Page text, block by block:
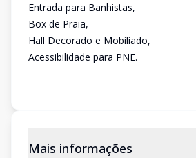
Entrada para Banhistas,
Box de Praia,
Hall Decorado e Mobiliado,
Acessibilidade para PNE.
Mais informações